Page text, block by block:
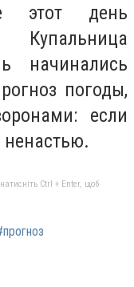
этот день
начинались
погоды,
если
ненастью.
Ctrl + Enter, щоб